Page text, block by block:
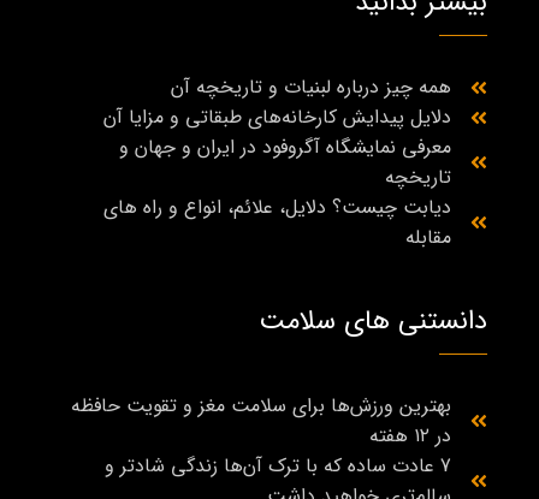
همه چیز درباره لبنیات و تاریخچه آن
دلایل پیدایش کارخانه‌های طبقاتی و مزایا آن
معرفی نمایشگاه آگروفود در ایران و جهان و
تاریخچه
دیابت چیست؟ دلایل، علائم، انواع و راه‌ های
مقابله
دانستنی های سلامت
بهترین ورزش‌ها برای سلامت مغز و تقویت حافظه
در ۱۲ هفته
7 عادت ساده که با ترک آن‌ها زندگی شادتر و